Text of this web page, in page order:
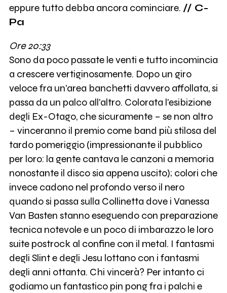
eppure tutto debba ancora cominciare. // C-
Pa
Ore 20:33
Sono da poco passate le venti e tutto incomincia
a crescere vertiginosamente. Dopo un giro
veloce fra un'area banchetti davvero affollata, si
passa da un palco all'altro. Colorata l'esibizione
degli Ex-Otago, che sicuramente – se non altro
– vinceranno il premio come band più stilosa del
tardo pomeriggio (impressionante il pubblico
per loro: la gente cantava le canzoni a memoria
nonostante il disco sia appena uscito); colori che
invece cadono nel profondo verso il nero
quando si passa sulla Collinetta dove i Vanessa
Van Basten stanno eseguendo con preparazione
tecnica notevole e un poco di imbarazzo le loro
suite postrock al confine con il metal. I fantasmi
degli Slint e degli Jesu lottano con i fantasmi
degli anni ottanta. Chi vincerà? Per intanto ci
godiamo un fantastico pin pong fra i palchi e